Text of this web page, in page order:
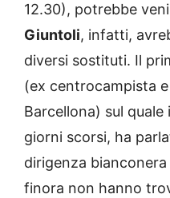
12.30), potrebbe
Giuntoli, infatti,
diversi sostituti. Il
(ex centrocampista
Barcellona) sul quale
giorni scorsi, ha
dirigenza
finora non hanno